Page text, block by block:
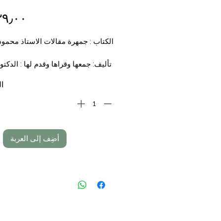
الكتاب : جمهرة مقالات الاستاذ
تأليف: جمعها وقراها وقدم لها :
أضِف إلى العربة